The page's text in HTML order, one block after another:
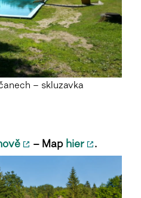
– skluzavka
– Map hier .